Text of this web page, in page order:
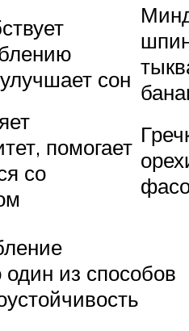
сон
помогает
со
из способов